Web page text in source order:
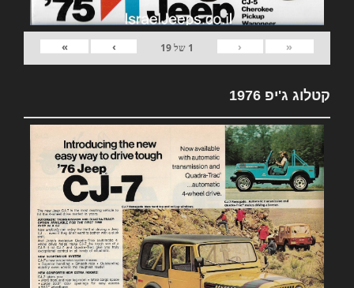
«
‹
1 של19
›
»
קטלוג ג'יפ 1976